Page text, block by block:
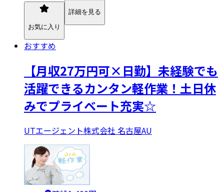
お気に入り
詳細を見る
おすすめ
【月収27万円可×日勤】未経験でも
活躍できるカンタン軽作業！土日休
みでプライベート充実☆
UTエージェント株式会社 名古屋AU